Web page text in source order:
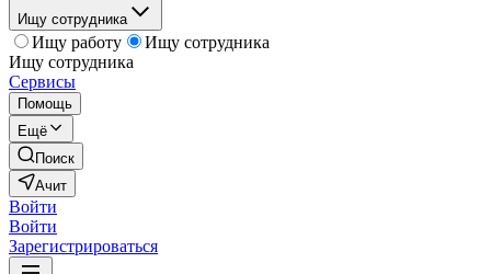
Ищу сотрудника
Ищу работу
Ищу сотрудника
Ищу сотрудника
Сервисы
Помощь
Ещё
Поиск
Ачит
Войти
Войти
Зарегистрироваться